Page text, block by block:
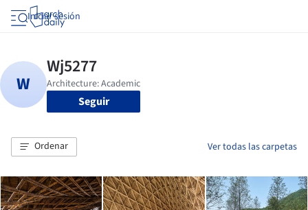
Iniciar sesión
Seguir
Ordenar Ver todas las carpetas